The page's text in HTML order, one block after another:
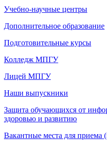
Учебно-научные центры
Дополнительное образование
Подготовительные курсы
Колледж МПГУ
Лицей МПГУ
Наши выпускники
Защита обучающихся от
здоровью и развитию
Вакантные места для приема